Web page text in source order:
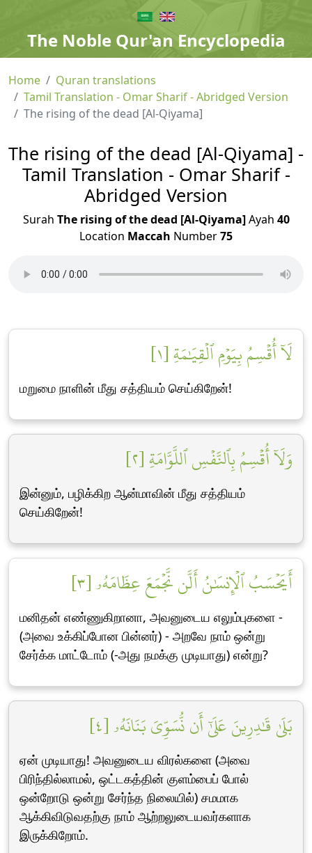
The Noble Qur'an Encyclopedia
Home
Quran translations
Tamil Translation - Omar Sharif - Abridged Version
The rising of the dead [Al-Qiyama]
The rising of the dead [Al-Qiyama] -
Tamil Translation - Omar Sharif -
Abridged Version
Surah The rising of the dead [Al-Qiyama]Ayah 40
Location Maccah Number75
لَآ أُقۡسِمُ بِيَوۡمِ ٱلۡقِيَٰمَةِ [١]
மறுமை நாளின் மீது சத்தியம் செய்கிறேன்!
وَلَآ أُقۡسِمُ بِٱلنَّفۡسِ ٱللَّوَّامَةِ [٢]
இன்னும், பழிக்கிற ஆன்மாவின் மீது சத்தியம்
செய்கிறேன்!
أَيَحۡسَبُ ٱلۡإِنسَٰنُ أَلَّن نَّجۡمَعَ عِظَامَهُۥ [٣]
மனிதன் எண்ணுகிறானா, அவனுடைய எலும்புகளை -
(அவை உக்கிப்போன பின்னர்) - அறவே நாம் ஒன்று
சேர்க்க மாட்டோம் (-அது நமக்கு முடியாது) என்று?
بَلَىٰ قَٰدِرِينَ عَلَىٰٓ أَن نُّسَوِّيَ بَنَانَهُۥ [٤]
ஏன் முடியாது! அவனுடைய விரல்களை (அவை
பிரிந்தில்லாமல், ஒட்டகத்தின் குளம்பைப் போல்
ஒன்றோடு ஒன்று சேர்ந்த நிலையில்) சமமாக
ஆக்கிவிடுவதற்கு நாம் ஆற்றலுடையவர்களாக
இருக்கிறோம்.